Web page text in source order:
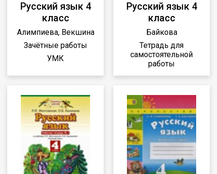
Русский язык 4
класс
Алимпиева, Векшина
Зачётные работы
УМК
Русский язык 4
класс
Байкова
Тетрадь для
самостоятельной
работы